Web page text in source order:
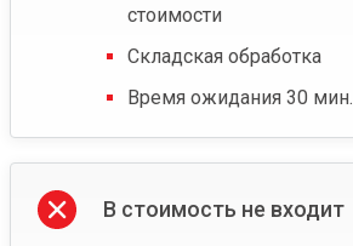
стоимости
Складская обработка
Время ожидания 30 мин.
В стоимость не входит